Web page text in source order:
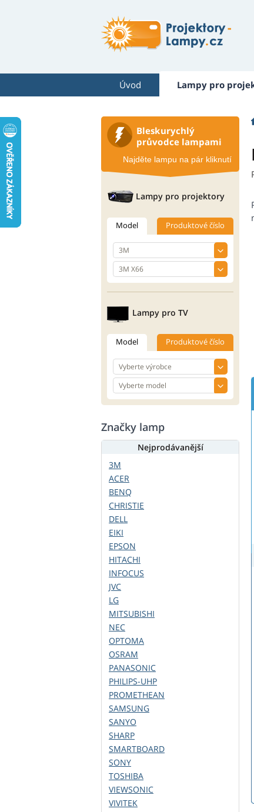
Úvod Lampy pro
Bleskurychlý
průvodce lampami
Najděte lampu na pár kliknutí
Lampy pro projektory
Model Produktové číslo
Lampy pro TV
Model Produktové číslo
Značky lamp
Nejprodávanější
3M
ACER
BENQ
CHRISTIE
DELL
EIKI
EPSON
HITACHI
INFOCUS
JVC
LG
MITSUBISHI
NEC
OPTOMA
OSRAM
PANASONIC
PHILIPS-UHP
PROMETHEAN
SAMSUNG
SANYO
SHARP
SMARTBOARD
SONY
TOSHIBA
VIEWSONIC
VIVITEK